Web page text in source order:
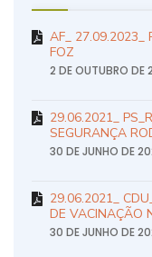
AF_ 27.09.2023_
FOZ
2 DE OUTUBRO DE
29.06.2021_
SEGURANÇA
30 DE JUNHO DE
29.06.2021_
DE VACINAÇÃO
30 DE JUNHO DE